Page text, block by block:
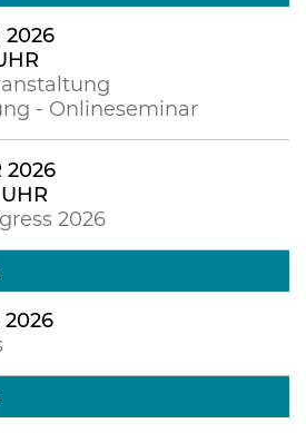
2026
- Onlineseminar
2026
2026
2026